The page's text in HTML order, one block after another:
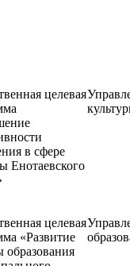
целевая
в сфере
Енотаевского
целевая
«Развитие
образования